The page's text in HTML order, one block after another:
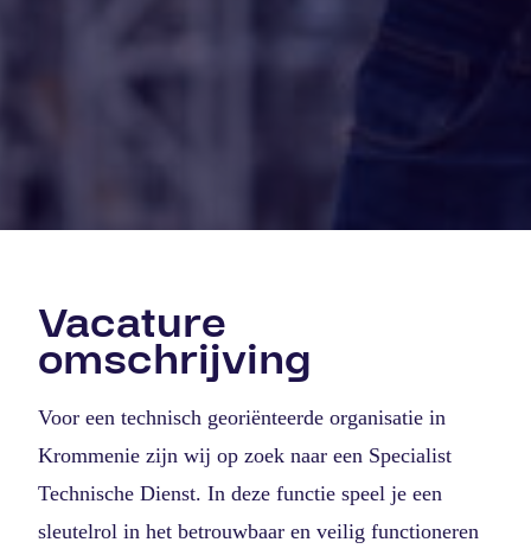
Vacature
omschrijving
Voor een technisch georiënteerde organisatie in
Krommenie zijn wij op zoek naar een Specialist
Technische Dienst. In deze functie speel je een
sleutelrol in het betrouwbaar en veilig functioneren